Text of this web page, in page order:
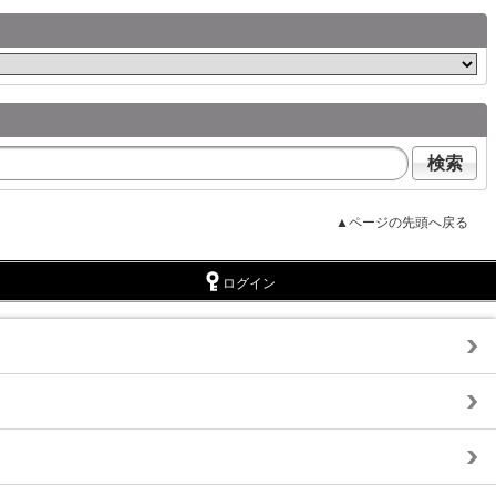
検索
▲ページの先頭へ戻る
ログイン